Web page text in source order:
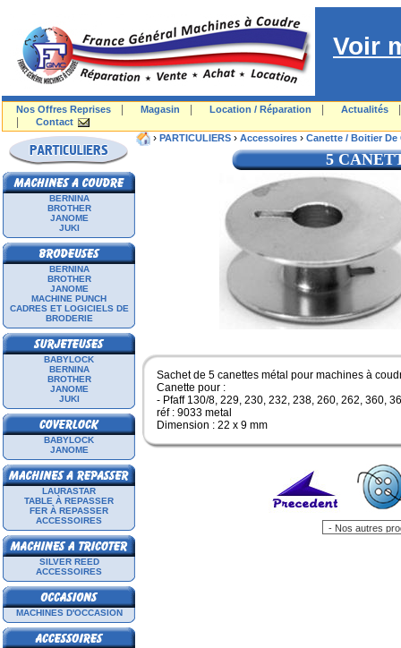
Voir
Nos Offres Reprises Magasin Location / Réparation Actualités
Contact
BERNINA
BROTHER
JANOME
JUKI
BERNINA
BROTHER
JANOME
MACHINE PUNCH
CADRES ET LOGICIELS DE
BRODERIE
BABYLOCK
BERNINA
BROTHER
JANOME
JUKI
BABYLOCK
JANOME
LAURASTAR
TABLE À REPASSER
FER À REPASSER
ACCESSOIRES
SILVER REED
ACCESSOIRES
MACHINES D'OCCASION
› PARTICULIERS › Accessoires › Canette / Boitier De
5
Sachet de 5 canettes métal pour machines à
Canette pour :
- Pfaff 130/8, 229, 230, 232, 238, 260, 262, 360,
réf : 9033 metal
Dimension : 22 x 9 mm